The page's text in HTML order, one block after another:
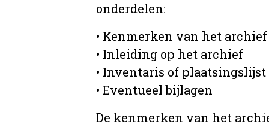
onderdelen:
• Kenmerken van het archief
• Inleiding op het archief
• Inventaris of plaatsingslijst
• Eventueel bijlagen
De kenmerken van het